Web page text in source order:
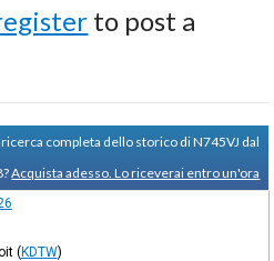
to post a
completa dello storico di N745VJ dal
Acquista adesso. Lo riceverai entro un'ora
(KDTW)